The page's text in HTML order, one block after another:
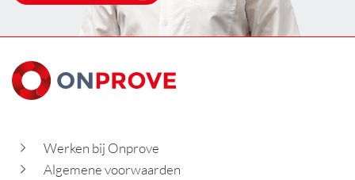
Werken bij Onprove
Algemene voorwaarden